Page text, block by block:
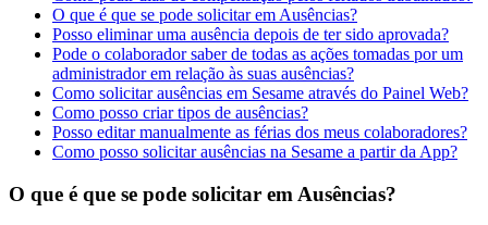
O que é que se pode solicitar em Ausências?
Posso eliminar uma ausência depois de ter sido aprovada?
Pode o colaborador saber de todas as ações tomadas por um
administrador em relação às suas ausências?
Como solicitar ausências em Sesame através do Painel Web?
Como posso criar tipos de ausências?
Posso editar manualmente as férias dos meus colaboradores?
Como posso solicitar ausências na Sesame a partir da App?
O que é que se pode solicitar em Ausências?